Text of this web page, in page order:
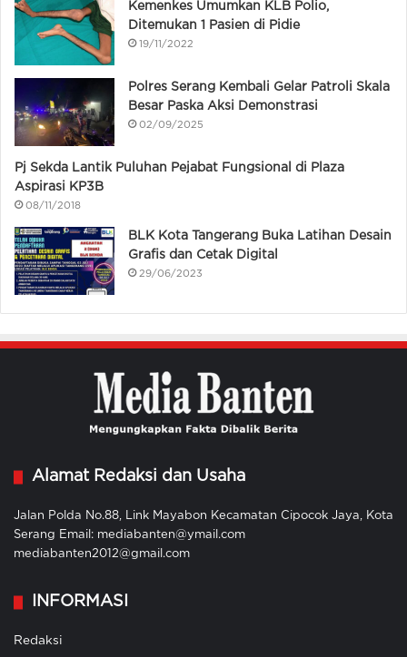
Kemenkes Umumkan KLB Polio,
Ditemukan 1 Pasien di Pidie
19/11/2022
Polres Serang Kembali Gelar Patroli Skala
Besar Paska Aksi Demonstrasi
02/09/2025
Pj Sekda Lantik Puluhan Pejabat Fungsional di Plaza
Aspirasi KP3B
08/11/2018
BLK Kota Tangerang Buka Latihan Desain
Grafis dan Cetak Digital
29/06/2023
Alamat Redaksi dan Usaha
Jalan Polda No.88, Link Mayabon Kecamatan Cipocok Jaya, Kota
Serang Email: mediabanten@ymail.com
mediabanten2012@gmail.com
INFORMASI
Redaksi